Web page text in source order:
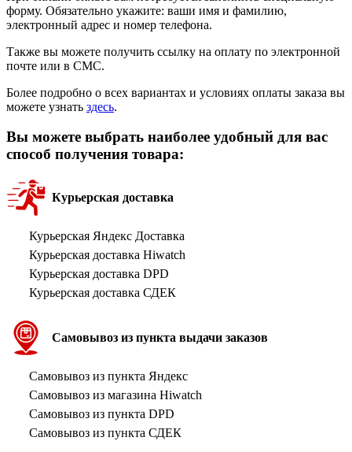
форму. Обязательно укажите: ваши имя и фамилию,
электронный адрес и номер телефона.
Также вы можете получить ссылку на оплату по электронной
почте или в СМС.
Более подробно о всех вариантах и условиях оплаты заказа вы
можете узнать здесь.
Вы можете выбрать наиболее удобный для вас
способ получения товара:
Курьерская доставка
Курьерская Яндекс Доставка
Курьерская доставка Hiwatch
Курьерская доставка DPD
Курьерская доставка СДЕК
Самовывоз из пункта выдачи заказов
Самовывоз из пункта Яндекс
Самовывоз из магазина Hiwatch
Самовывоз из пункта DPD
Самовывоз из пункта СДЕК